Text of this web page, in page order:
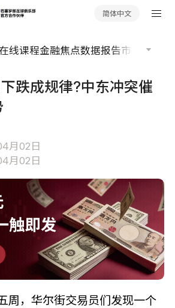
简体中文
线课程金融焦点数据报告市场分析
跌成规律?中东冲突催
月02日
月02日
周，华尔街交易员们发现一个